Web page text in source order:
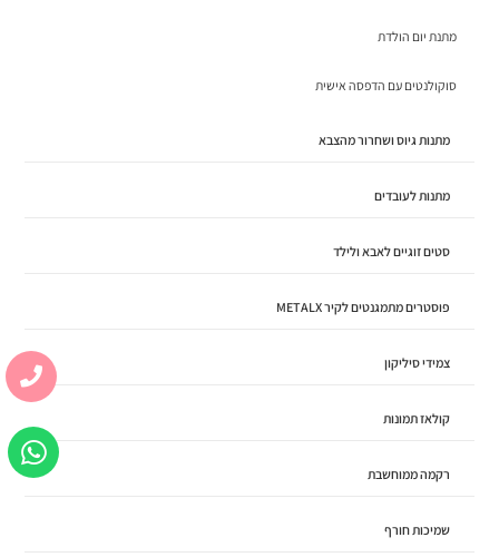
מתנת יום הולדת
סוקולנטים עם הדפסה אישית
מתנות גיוס ושחרור מהצבא
מתנות לעובדים
סטים זוגיים לאבא ולילד
פוסטרים מתמגנטים לקיר METALX
צמידי סיליקון
קולאז תמונות
רקמה ממוחשבת
שמיכות חורף